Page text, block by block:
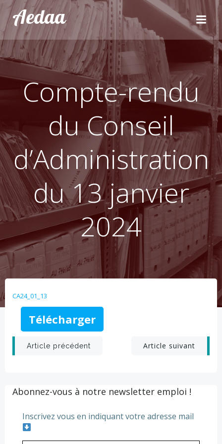
Aller
au
contenu
Aedaa
Compte-rendu
du Conseil
d’Administration
du 13 janvier
2024
CA24_01_13
Télécharger
Post
Article précédent
PostArticle suivant
Abonnez-vous à notre newsletter emploi !
Inscrivez vous en indiquant votre adresse mail